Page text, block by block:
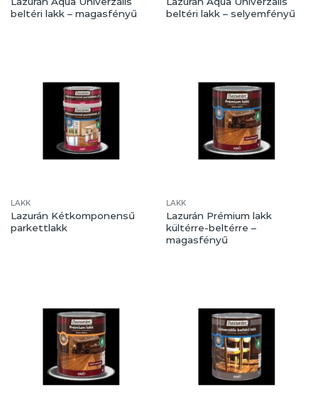
beltéri lakk – magasfényű
beltéri lakk – selyemfényű
LAKK
Lazurán Kétkomponensű
parkettlakk
LAKK
Lazurán Prémium lakk
kültérre-beltérre –
magasfényű